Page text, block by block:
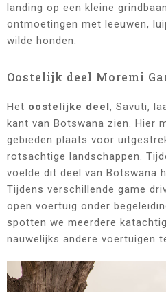
landing op een kleine
ontmoetingen met leeuwen,
wilde honden.
Oostelijk deel Moremi
Het oostelijke deel, Savuti,
kant van Botswana zien. Hier
gebieden plaats voor
rotsachtige landschappen.
voelde dit deel van Botswana
Tijdens verschillende game
open voertuig onder
spotten we meerdere
nauwelijks andere voertuigen